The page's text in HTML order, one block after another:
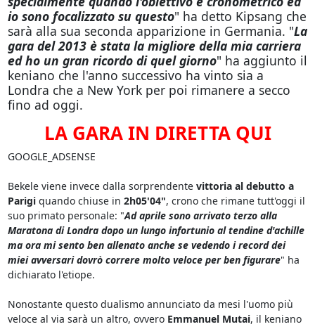
io sono focalizzato su questo" ha detto Kipsang che
sarà alla sua seconda apparizione in Germania. "La
gara del 2013 è stata la migliore della mia carriera
ed ho un gran ricordo di quel giorno" ha aggiunto il
keniano che l'anno successivo ha vinto sia a
Londra che a New York per poi rimanere a secco
fino ad oggi.
LA GARA IN DIRETTA QUI
GOOGLE_ADSENSE
Bekele viene invece dalla sorprendente vittoria al debutto a
Parigi quando chiuse in 2h05'04", crono che rimane tutt'oggi il
suo primato personale: "Ad aprile sono arrivato terzo alla
Maratona di Londra dopo un lungo infortunio al tendine d'achille
ma ora mi sento ben allenato anche se vedendo i record dei
miei avversari dovrò correre molto veloce per ben figurare" ha
dichiarato l'etiope.
Nonostante questo dualismo annunciato da mesi l'uomo più
veloce al via sarà un altro, ovveroEmmanuel Mutai, il keniano